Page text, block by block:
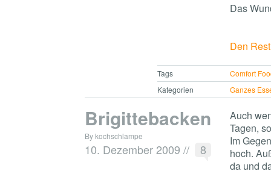
Das
Den
Tags
Comfort
Kategorien
Ganzes
Brigittebacken
By kochschlampe
10. Dezember 2009 // 8
Auch
Tagen,
Im
hoch.
da und